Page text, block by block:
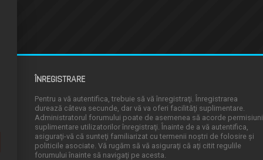
ÎNREGISTRARE
Pentru a vă autentifica, trebuie să vă înregistraţi. Înregistrarea
durează câteva secunde, dar vă va oferi facilităţi suplimentare.
Administratorul forumului poate de asemenea să acorde permisiuni
suplimentare utilizatorilor înregistraţi. Înainte de a vă autentifica,
asiguraţi-vă că sunteţi familiarizat cu termenii noştri de folosire şi
politicile asociate. Vă rugăm să vă asiguraţi că aţi citit regulile
forumului înainte să navigaţi pe acesta.